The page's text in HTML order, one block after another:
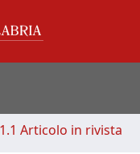
1.1 Articolo in rivista